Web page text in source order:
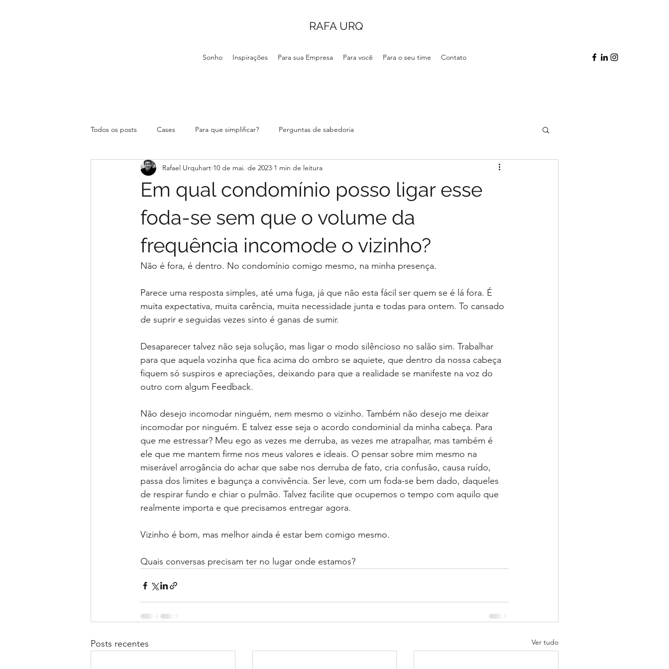
RAFA URQ
Sonho Inspirações Para sua Empresa Para você Para o seu time Contato
Todos os posts Cases Para que simplificar? Perguntas de sabedoria
Em qual condomínio posso ligar esse
foda-se sem que o volume da
frequência incomode o vizinho?
Rafael Urquhart 10 de mai. de 2023 1 min de leitura
Não é fora, é dentro. No condomínio comigo mesmo, na minha presença.
Parece uma resposta simples, até uma fuga, já que não esta fácil ser quem se é lá fora. É
muita expectativa, muita carência, muita necessidade junta e todas para ontem. To cansado
de suprir e seguidas vezes sinto é ganas de sumir.
Desaparecer talvez não seja solução, mas ligar o modo silêncioso no salão sim. Trabalhar
para que aquela vozinha que fica acima do ombro se aquiete, que dentro da nossa cabeça
fiquem só suspiros e apreciações, deixando para que a realidade se manifeste na voz do
outro com algum Feedback.
Não desejo incomodar ninguém, nem mesmo o vizinho. Também não desejo me deixar
incomodar por ninguém. E talvez esse seja o acordo condominial da minha cabeça. Para
que me estressar? Meu ego as vezes me derruba, as vezes me atrapalhar, mas também é
ele que me mantem firme nos meus valores e ideais. O pensar sobre mim mesmo na
miserável arrogância do achar que sabe nos derruba de fato, cria confusão, causa ruído,
passa dos limites e bagunça a convivência. Ser leve, com um foda-se bem dado, daqueles
de respirar fundo e chiar o pulmão. Talvez facilite que ocupemos o tempo com aquilo que
realmente importa e que precisamos entregar agora.
Vizinho é bom, mas melhor ainda é estar bem comigo mesmo.
Quais conversas precisam ter no lugar onde estamos?
Posts recentes Ver tudo